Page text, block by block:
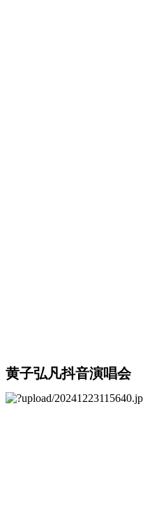
黄子弘凡抖音演唱会